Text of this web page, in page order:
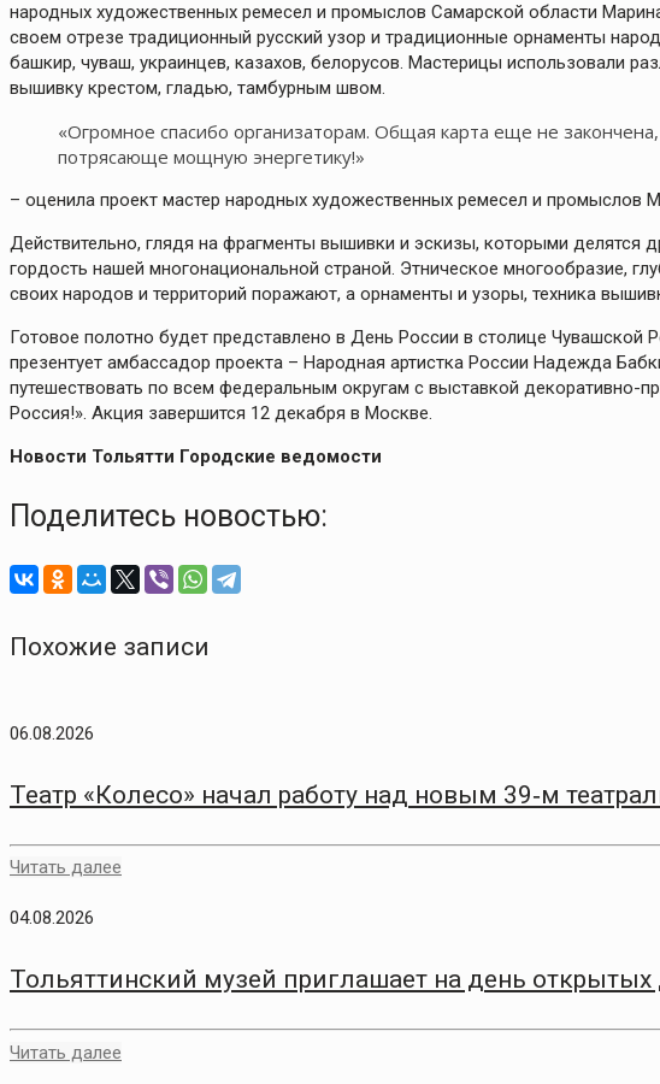
народных художественных ремесел и промыслов Самарской области
своем отрезе традиционный русский узор и традиционные орнаменты
башкир, чуваш, украинцев, казахов, белорусов. Мастерицы использовали
вышивку крестом, гладью, тамбурным швом.
«Огромное спасибо организаторам. Общая карта еще не
потрясающе мощную энергетику!»
– оценила проект мастер народных художественных ремесел и промыслов
Действительно, глядя на фрагменты вышивки и эскизы, которыми делятся
гордость нашей многонациональной страной. Этническое многообразие,
своих народов и территорий поражают, а орнаменты и узоры, техника
Готовое полотно будет представлено в День России в столице Чувашской
презентует амбасcадор проекта – Народная артистка России Надежда
путешествовать по всем федеральным округам с выставкой декоративно-
Россия!». Акция завершится 12 декабря в Москве.
Новости Тольятти Городские ведомости
Поделитесь новостью:
Похожие записи
06.08.2026
Театр «Колесо» начал работу над новым 39‑м
Читать далее
04.08.2026
Тольяттинский музей приглашает на день открытых
Читать далее